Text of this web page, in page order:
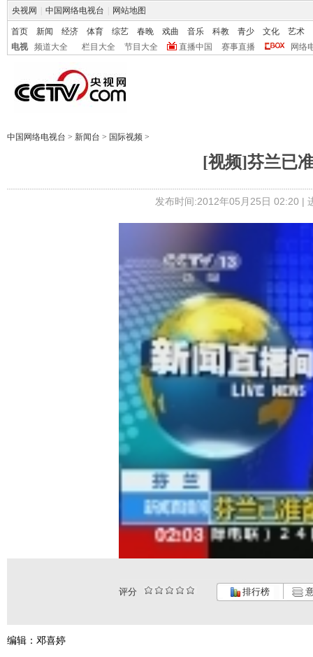
央视网 中国网络电视台 网站地图
首页 新闻 经济 体育 综艺 春晚 戏曲 音乐 科教 青少 文化
艺术
电视
频道大全 栏目大全 节目大全 直播中国 赛事直播 网络
中国网络电视台 > 新闻台 > 国际视频 >
[视频]芬兰已
发布时间:2012年05月25日 02:20 |
评分 排行榜
编辑：邓喜婷